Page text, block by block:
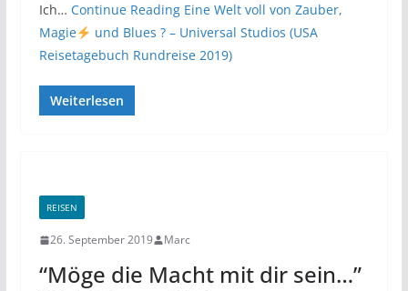
Ich… Continue ReadingEine Welt voll von Zauber,
Magie
und Blues ? – Universal Studios (USA
Reisetagebuch Rundreise 2019)
Weiterlesen
REISEN
26. September 2019 Marc
“Möge die Macht mit dir sein…”